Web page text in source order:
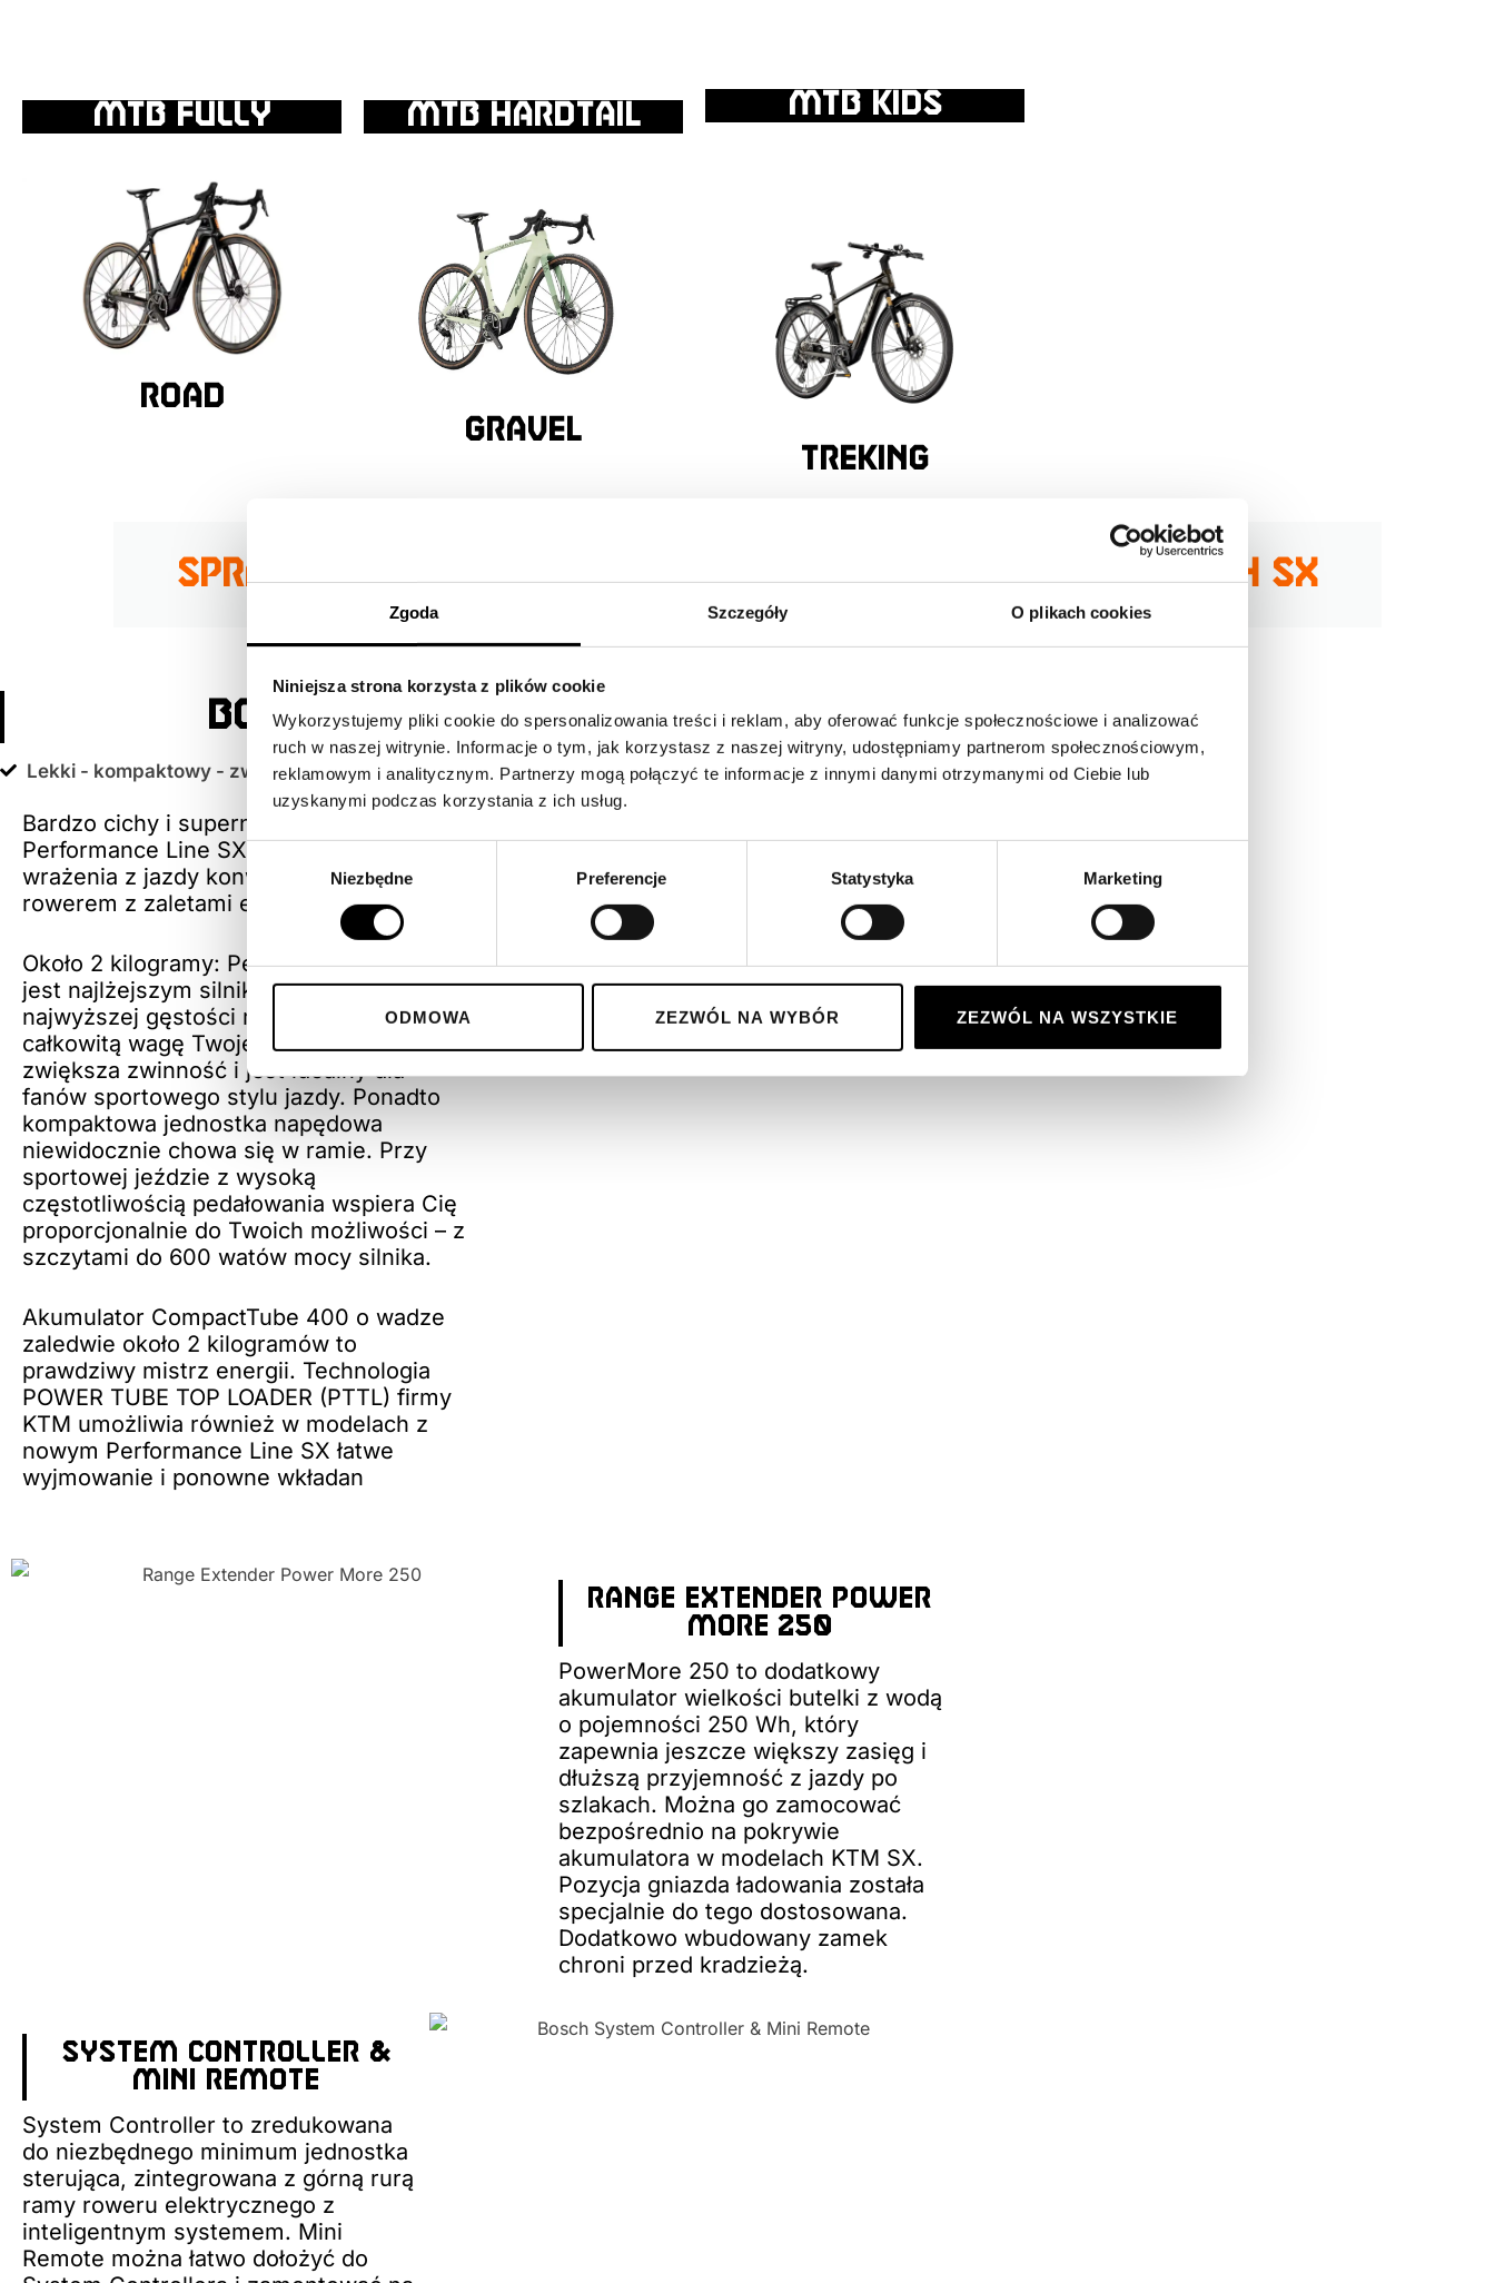
Zgoda Szczegóły O plikach cookies
Niniejsza strona korzysta z plików cookie
Wykorzystujemy pliki cookie do spersonalizowania treści i reklam, aby oferować funkcje społecznościowe i analizować
ruch w naszej witrynie. Informacje o tym, jak korzystasz z naszej witryny, udostępniamy partnerom społecznościowym,
reklamowym i analitycznym. Partnerzy mogą połączyć te informacje z innymi danymi otrzymanymi od Ciebie lub
uzyskanymi podczas korzystania z ich usług.
zgody
Niezbędne Preferencje Statystyka Marketing
ODMOWA ZEZWÓL NA WYBÓR ZEZWÓL NA WSZYSTKIE
MTB FULLY MTB hardtail MTB KIDS
road
gravel
treking
SPRAWDŹ LEKKIE ROWERY ELEKTRYCZNE Z SILNIKIEM BOSCH SX
BOSCH PERFORMANCE LINE SX
Lekki - kompaktowy - zwinny
Bardzo cichy i supernaturalny, nowy
Performance Line SX łączy w sobie
wrażenia z jazdy konwencjonalnym
rowerem z zaletami e-roweru.
Około 2 kilogramy: Performance Line SX
jest najlżejszym silnikiem Bosch o
najwyższej gęstości mocy. Zmniejsza
całkowitą wagę Twojego e-roweru,
zwiększa zwinność i jest idealny dla
fanów sportowego stylu jazdy. Ponadto
kompaktowa jednostka napędowa
niewidocznie chowa się w ramie. Przy
sportowej jeździe z wysoką
częstotliwością pedałowania wspiera Cię
proporcjonalnie do Twoich możliwości – z
szczytami do 600 watów mocy silnika.
Akumulator CompactTube 400 o wadze
zaledwie około 2 kilogramów to
prawdziwy mistrz energii. Technologia
POWER TUBE TOP LOADER (PTTL) firmy
KTM umożliwia również w modelach z
nowym Performance Line SX łatwe
wyjmowanie i ponowne wkładan
RANGE EXTENDER POWER
MORE 250
PowerMore 250 to dodatkowy
akumulator wielkości butelki z wodą
o pojemności 250 Wh, który
zapewnia jeszcze większy zasięg i
dłuższą przyjemność z jazdy po
szlakach. Można go zamocować
bezpośrednio na pokrywie
akumulatora w modelach KTM SX.
Pozycja gniazda ładowania została
specjalnie do tego dostosowana.
Dodatkowo wbudowany zamek
chroni przed kradzieżą.
SYSTEM CONTROLLER &
MINI REMOTE
System Controller to zredukowana
do niezbędnego minimum jednostka
sterująca, zintegrowana z górną rurą
ramy roweru elektrycznego z
inteligentnym systemem. Mini
Remote można łatwo dołożyć do